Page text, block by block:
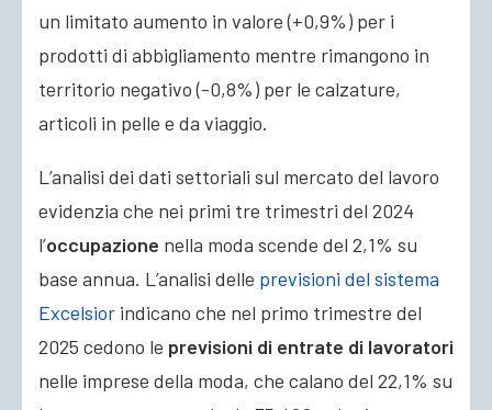
un limitato aumento in valore (+0,9%) per i
prodotti di abbigliamento mentre rimangono in
territorio negativo (-0,8%) per le calzature,
articoli in pelle e da viaggio.
L’analisi dei dati settoriali sul mercato del lavoro
evidenzia che nei primi tre trimestri del 2024
l’occupazione nella moda scende del 2,1% su
base annua. L’analisi delle previsioni del sistema
Excelsior indicano che nel primo trimestre del
2025 cedono le previsioni di entrate di lavoratori
nelle imprese della moda, che calano del 22,1% su